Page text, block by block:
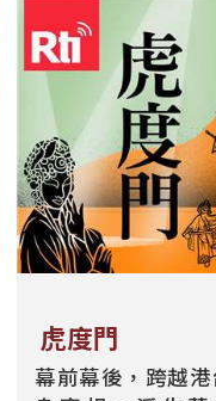
虎度門
幕前幕後，跨越